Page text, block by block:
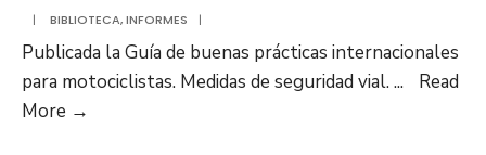
las
Américas
| BIBLIOTECA,INFORMES |
Publicada la Guía de buenas prácticas internacionales
para motociclistas. Medidas de seguridad vial....
Read
More →